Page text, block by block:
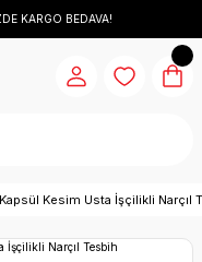
KARGO BEDAVA!
Kesim Usta İşçilikli Narçıl